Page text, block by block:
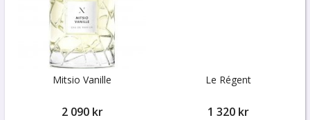
Mitsio Vanille
2 090 kr
Le Régent
1 320 kr